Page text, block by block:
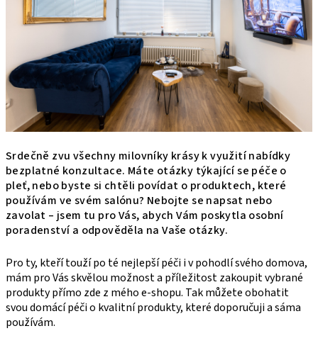
Srdečně zvu všechny milovníky krásy k využití nabídky
bezplatné konzultace. Máte otázky týkající se péče o
pleť, nebo byste si chtěli povídat o produktech, které
používám ve svém salónu? Nebojte se napsat nebo
zavolat – jsem tu pro Vás, abych Vám poskytla osobní
poradenství a odpověděla na Vaše otázky.
Pro ty, kteří touží po té nejlepší péči i v pohodlí svého domova,
mám pro Vás skvělou možnost a příležitost zakoupit vybrané
produkty přímo zde z mého e-shopu. Tak můžete obohatit
svou domácí péči o kvalitní produkty, které doporučuji a sáma
používám.